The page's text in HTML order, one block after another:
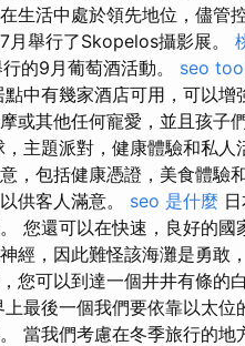
生活中處於領先地位，儘管
月舉行了Skopelos攝影展。
行的9月葡萄酒活動。 seo
中有幾家酒店可用，可以增
或其他任何寵愛，並且孩子
，主題派對，健康體驗和私人
，包括健康憑證，美食體驗
供客人滿意。 seo 是什麼
您還可以在快速，良好的國
經，因此難怪該海灘是勇敢
您可以到達一個井井有條的
上最後一個我們要依靠以太
當我們考慮在冬季旅行的